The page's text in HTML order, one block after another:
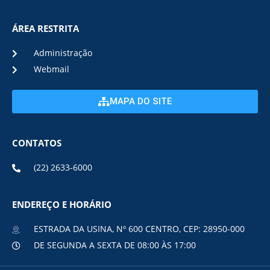
ÁREA RESTRITA
Administração
Webmail
MAPA DO SITE
CONTATOS
(22) 2633-6000
ENDEREÇO E HORÁRIO
ESTRADA DA USINA, Nº 600 CENTRO, CEP: 28950-000
DE SEGUNDA A SEXTA DE 08:00 ÀS 17:00